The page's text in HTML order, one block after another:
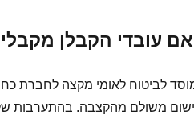
עובדי הקבלן
לביטוח לאומי מקצה לחברת
משולם מהקצבה. בהתערבות